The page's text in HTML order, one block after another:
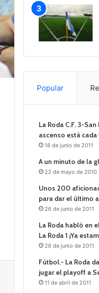
Popular
La Roda C.F. 3-
ascenso está
18 de junio de 2011
A un minuto de la
22 de mayo de 2010
Unos 200
para dar el último
26 de junio de 2011
La Roda habló en
La Roda 1 ¡Ya
26 de junio de 2011
Fútbol.- La Roda
jugar el playoff a
11 de abril de 2011